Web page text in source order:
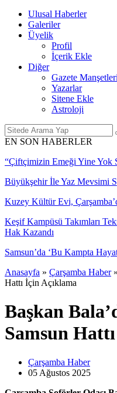
Ulusal Haberler
Galeriler
Üyelik
Profil
İçerik Ekle
Diğer
Gazete Manşetleri
Yazarlar
Sitene Ekle
Astroloji
EN SON HABERLER
“Çiftçimizin Emeği Yine Yok
Büyükşehir İle Yaz Mevsimi
Kuzey Kültür Evi,
Keşif Kampüsü Takımları
Hak Kazandı
Samsun’da ‘Bu Kampta
Anasayfa » Çarşamba Haber »
Hattı İçin Açıklama
Başkan
Samsun
Çarşamba Haber
05 Ağustos 2025